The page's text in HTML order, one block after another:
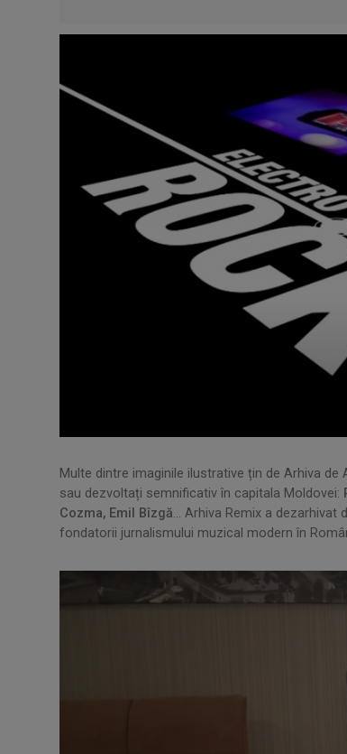
Multe dintre imaginile ilustrative țin de Arhiva
sau dezvoltați semnificativ în capitala Moldovei:
Cozma, Emil Bîzgă… Arhiva Remix a dezarhivat
fondatorii jurnalismului muzical modern în